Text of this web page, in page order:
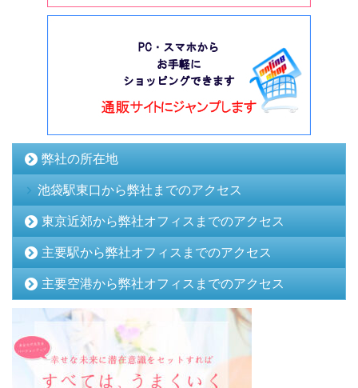
弊社の所在地
池袋駅東口から弊社までのアクセス
東京近郊から弊社オフィスまでのアクセス
主要駅から弊社オフィスまでのアクセス
主要空港から弊社オフィスまでのアクセス